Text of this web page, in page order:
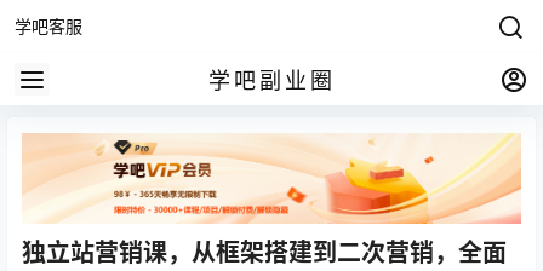
学吧客服
学吧副业圈
独立站营销课，从框架搭建到二次营销，全面